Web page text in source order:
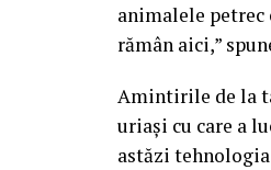
animalele petrec
rămân aici,”
Amintirile de la
uriași cu care a
astăzi